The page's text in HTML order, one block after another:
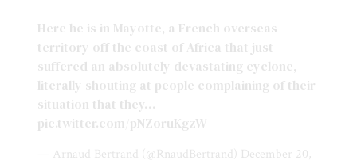
Here he is in Mayotte, a French overseas
territory off the coast of Africa that just
suffered an absolutely devastating cyclone,
literally shouting at people complaining of their
situation that they…
pic.twitter.com/pNZoruKgzW
— Arnaud Bertrand (@RnaudBertrand) December 20,